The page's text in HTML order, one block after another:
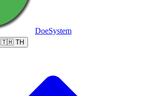
DoeSystem
🇹🇭 TH